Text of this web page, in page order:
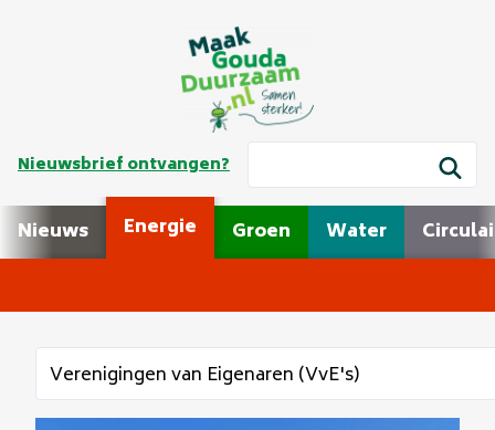
Nieuwsbrief ontvangen?
Nieuws Energie Groen Water